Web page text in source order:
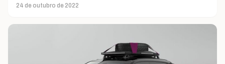
24 de outubro de 2022